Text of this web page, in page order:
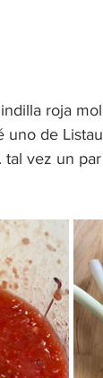
roja
uno de
tal vez un par